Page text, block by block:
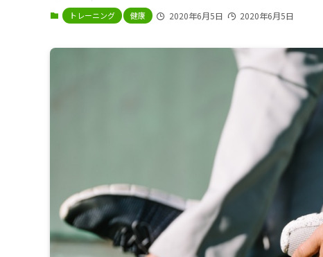
トレーニング 健康 2020年6月5日 2020年6月5日